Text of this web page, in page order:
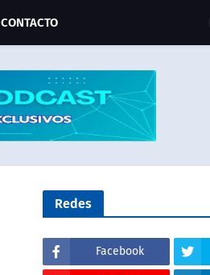
CONTACTO
Redes
Facebook